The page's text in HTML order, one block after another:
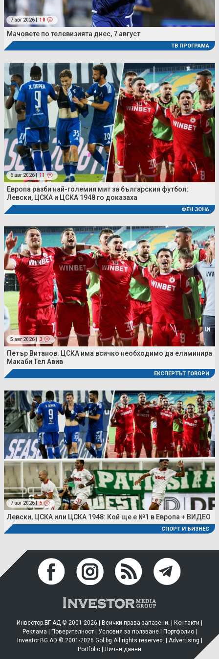
7 авг 2026 | 10
Мачовете по телевизията днес, 7 август
ТВ ПРОГРАМА
6 авг 2026 | 11
Европа разби най-големия мит за българския футбол:
Левски, ЦСКА и ЦСКА 1948 го доказаха
ФЕН ЗОНА
5 авг 2026 | 3
Петър Витанов: ЦСКА има всичко необходимо да елиминира
Макаби Тел Авив
ЕКСПЕРТЪТ ГОВОРИ
7 авг 2026 | 5
Левски, ЦСКА или ЦСКА 1948: Кой ще е №1 в Европа + ВИДЕО
СПОРТ И БИЗНЕС
Инвестор.БГ АД © 2001-2026 | Всички права запазени. | Контакти
Реклама
Поверителност| Условия за ползване| Портфолио|
Investor.BG AD © 2001-2026 Gol.bg All rights reserved. | Advertising
Portfolio
Лични данни